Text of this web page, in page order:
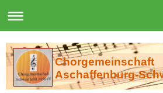
Chorgemeinschaft
Aschaffenburg-